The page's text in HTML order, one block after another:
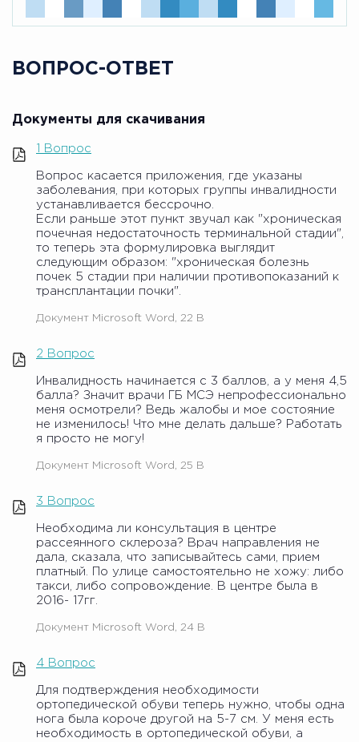
ВОПРОС-ОТВЕТ
Документы для скачивания
1 Вопрос
Вопрос касается приложения, где указаны
заболевания, при которых группы инвалидности
устанавливается бессрочно.
Если раньше этот пункт звучал как "хроническая
почечная недостаточность терминальной стадии",
то теперь эта формулировка выглядит
следующим образом: "хроническая болезнь
почек 5 стадии при наличии противопоказаний к
трансплантации почки".
Документ Microsoft Word, 22 B
2 Вопрос
Инвалидность начинается с 3 баллов, а у меня 4,5
балла? Значит врачи ГБ МСЭ непрофессионально
меня осмотрели? Ведь жалобы и мое состояние
не изменилось! Что мне делать дальше? Работать
я просто не могу!
Документ Microsoft Word, 25 B
3 Вопрос
Необходима ли консультация в центре
рассеянного склероза? Врач направления не
дала, сказала, что записывайтесь сами, прием
платный. По улице самостоятельно не хожу: либо
такси, либо сопровождение. В центре была в
2016- 17гг.
Документ Microsoft Word, 24 B
4 Вопрос
Для подтверждения необходимости
ортопедической обуви теперь нужно, чтобы одна
нога была короче другой на 5-7 см. У меня есть
необходимость в ортопедической обуви, а